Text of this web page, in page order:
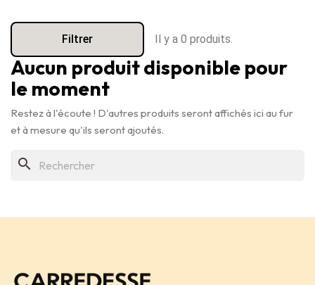
Il y a 0 produits.
Filtrer
Aucun produit disponible pour
le moment
Restez à l'écoute ! D'autres produits seront affichés ici au fur
et à mesure qu'ils seront ajoutés.
search